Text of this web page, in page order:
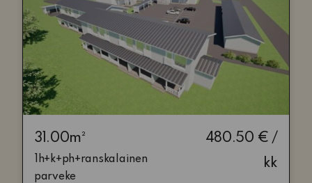
31.00m²
1h+k+ph+ranskalainen
parveke
480.50 € /
kk